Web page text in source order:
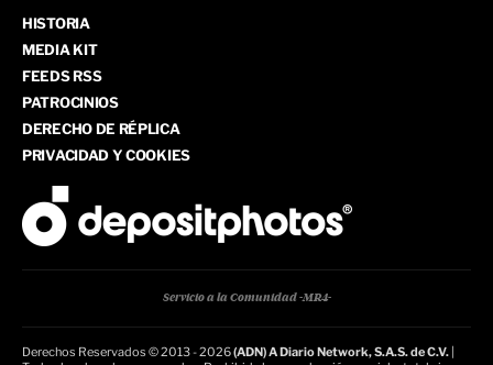
HISTORIA
MEDIA KIT
FEEDS RSS
PATROCINIOS
DERECHO DE RÉPLICA
PRIVACIDAD Y COOKIES
Servicio a la Comunidad -MR4-
Derechos Reservados © 2013 - 2026(ADN) A Diario Network, S.A.S. de C.V.